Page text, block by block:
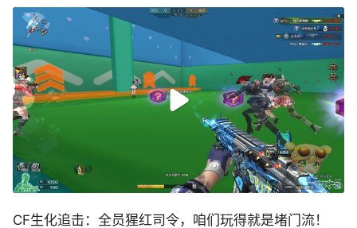
CF生化追击：全员猩红司令，咱们玩得就是堵门流！